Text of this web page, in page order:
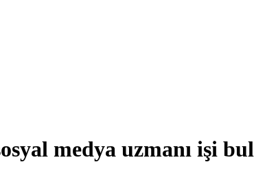
medya uzmanı işi bul